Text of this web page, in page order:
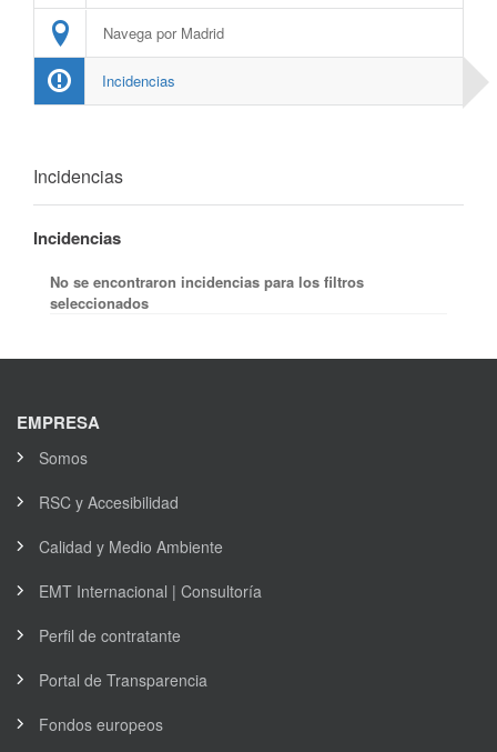
Navega por Madrid
Incidencias
Incidencias
Incidencias
No se encontraron incidencias para los filtros
seleccionados
EMPRESA
Somos
RSC y Accesibilidad
Calidad y Medio Ambiente
EMT Internacional | Consultoría
Perfil de contratante
Portal de Transparencia
Fondos europeos